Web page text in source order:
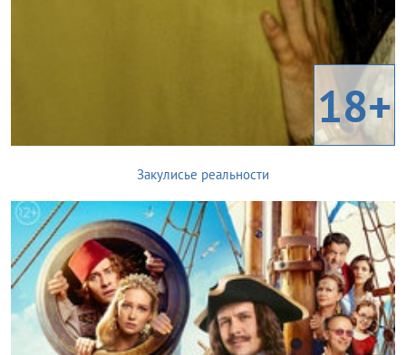
18+
Закулисье реальности